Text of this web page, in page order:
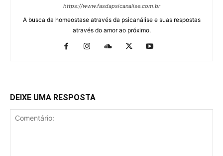
https://www.fasdapsicanalise.com.br
A busca da homeostase através da psicanálise e suas respostas
através do amor ao próximo.
DEIXE UMA RESPOSTA